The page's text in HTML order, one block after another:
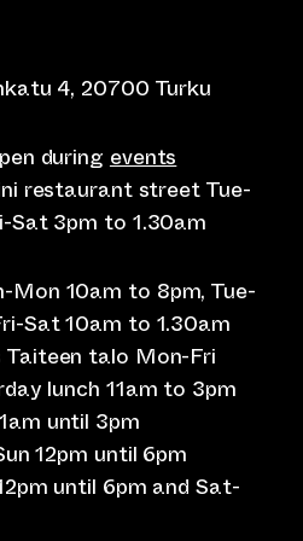
4, 20700 Turku
during events
restaurant street Tue-
Sat 3pm to 1.30am
Mon 10am to 8pm, Tue-
Sat 10am to 1.30am
talo Mon-Fri
lunch 11am to 3pm
until 3pm
12pm until 6pm
until 6pm and Sat-